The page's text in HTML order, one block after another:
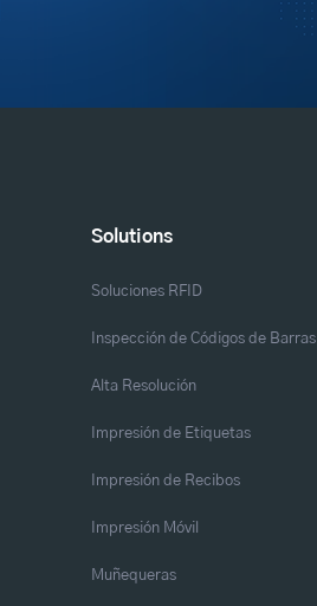
Solutions
Soluciones RFID
Inspección de Códigos de Barras
Alta Resolución
Impresión de Etiquetas
Impresión de Recibos
Impresión Móvil
Muñequeras